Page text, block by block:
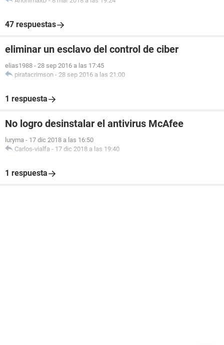
47 respuestas
eliminar un esclavo del control de ciber
elias1988 - 28 sep 2016 a las 17:45
piratacrimson - 28 sep 2016 a las 21:00
1 respuesta
No logro desinstalar el antivirus McAfee
luryma - 17 dic 2018 a las 16:50
Carlos-vialfa - 17 dic 2018 a las 19:40
1 respuesta